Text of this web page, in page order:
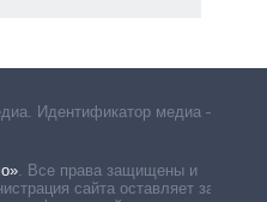
Идентификатор медиа –
. Все права защищены и
сайта оставляет за